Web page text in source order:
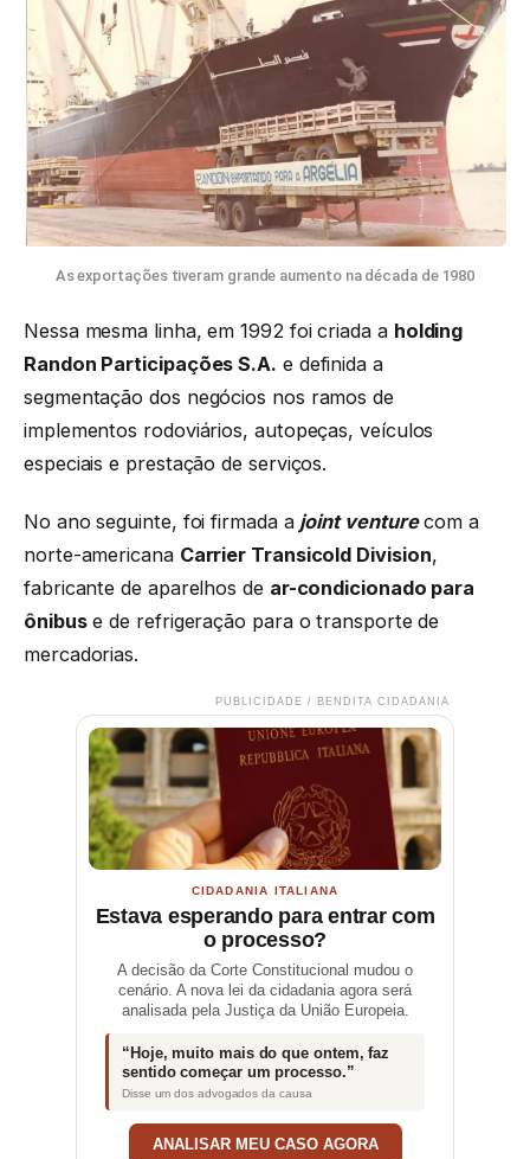
As exportações tiveram grande aumento na década de 1980
Nessa mesma linha, em 1992 foi criada a holding
Randon Participações S.A. e definida a
segmentação dos negócios nos ramos de
implementos rodoviários, autopeças, veículos
especiais e prestação de serviços.
No ano seguinte, foi firmada a joint venturecom a
norte-americana Carrier Transicold Division,
fabricante de aparelhos de ar-condicionado para
ônibuse de refrigeração para o transporte de
mercadorias.
PUBLICIDADE / BENDITA CIDADANIA
CIDADANIA ITALIANA
Estava esperando para entrar com
o processo?
A decisão da Corte Constitucional mudou o
cenário. A nova lei da cidadania agora será
analisada pela Justiça da União Europeia.
“Hoje, muito mais do que ontem, faz
sentido começar um processo.”
Disse um dos advogados da causa
ANALISAR MEU CASO AGORA